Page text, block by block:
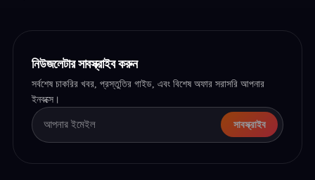
নিউজলেটার সাবস্ক্রাইব করুন
সর্বশেষ চাকরির খবর, প্রস্তুতির গাইড, এবং বিশেষ অফার সরাসরি আপনার
ইনবক্সে।
সাবস্ক্রাইব